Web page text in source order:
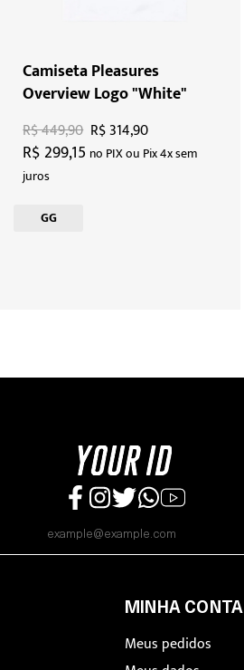
Camiseta Pleasures
Overview Logo "White"
R$ 299,15 no PIX ou Pix 4x sem
juros
R$ 449,90 R$ 314,90
GG
MINHA CONTA
Meus pedidos